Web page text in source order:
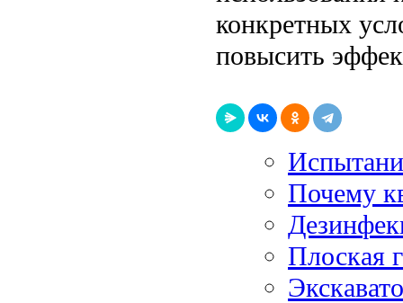
конкретных
повысить
Почему
Плоская